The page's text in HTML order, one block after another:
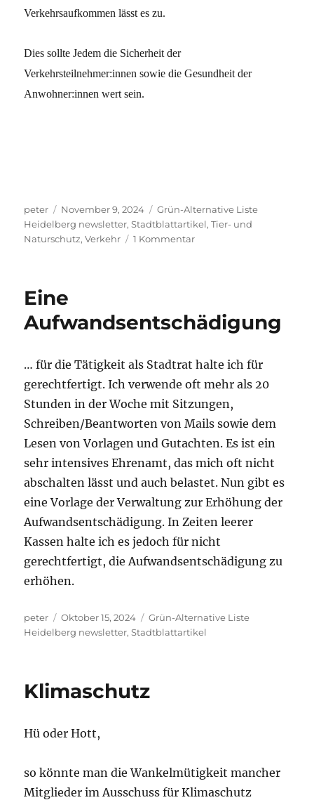
Verkehrsaufkommen lässt es zu.
Dies sollte Jedem die Sicherheit der
Verkehrsteilnehmer:innen sowie die Gesundheit der
Anwohner:innen wert sein.
Autor
peter
Veröffentlicht
am
November 9, 2024 Kategorien
Grün-Alternative Liste
Heidelberg newsletter,Stadtblattartikel,Tier- und
Naturschutz,Verkehr 1 Kommentarzu
Eine
Aufwandsentschädigung
… für die Tätigkeit als Stadtrat halte ich für
gerechtfertigt. Ich verwende oft mehr als 20
Stunden in der Woche mit Sitzungen,
Schreiben/Beantworten von Mails sowie dem
Lesen von Vorlagen und Gutachten. Es ist ein
sehr intensives Ehrenamt, das mich oft nicht
abschalten lässt und auch belastet. Nun gibt es
eine Vorlage der Verwaltung zur Erhöhung der
Aufwandsentschädigung. In Zeiten leerer
Kassen halte ich es jedoch für nicht
gerechtfertigt, die Aufwandsentschädigung zu
erhöhen.
Autor
peter
Veröffentlicht
am
Oktober 15, 2024 Kategorien
Grün-Alternative Liste
Heidelberg newsletter,Stadtblattartikel
Klimaschutz
Hü oder Hott,
so könnte man die Wankelmütigkeit mancher
Mitglieder im Ausschuss für Klimaschutz